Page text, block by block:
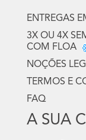
ENTREGAS
3X OU 4X
COM FLOA
NOÇÕES
TERMOS E
FAQ
A SUA